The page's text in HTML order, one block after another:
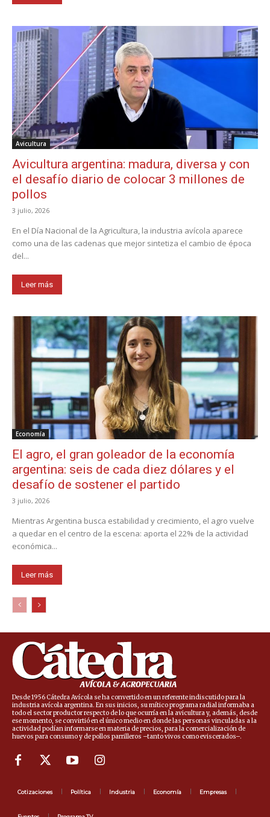
Avicultura
Avicultura argentina: madura, diversa y con
el desafío diario de colocar 3 millones de
pollos
3 julio, 2026
En el Día Nacional de la Agricultura, la industria avícola aparece
como una de las cadenas que mejor sintetiza el cambio de época
del...
Leer más
Economía
El agro, el gran goleador de la economía
argentina: seis de cada diez dólares y el
desafío de sostener el partido
3 julio, 2026
Mientras Argentina busca estabilidad y crecimiento, el agro vuelve
a quedar en el centro de la escena: aporta el 22% de la actividad
económica...
Leer más
Desde 1956 Cátedra Avícola se ha convertido en un referente indiscutido para la
industria avícola argentina. En sus inicios, su mítico programa radial informaba a
todo el sector productor respecto de lo que ocurría en la avicultura y, además, desde
ese momento, se convirtió en el único medio en donde las personas vinculadas a la
actividad podían informarse en materia de precios, para la comercialización de
huevos para consumo y de pollos parrilleros –tanto vivos como eviscerados–.
Cotizaciones Política Industria Economía Empresas